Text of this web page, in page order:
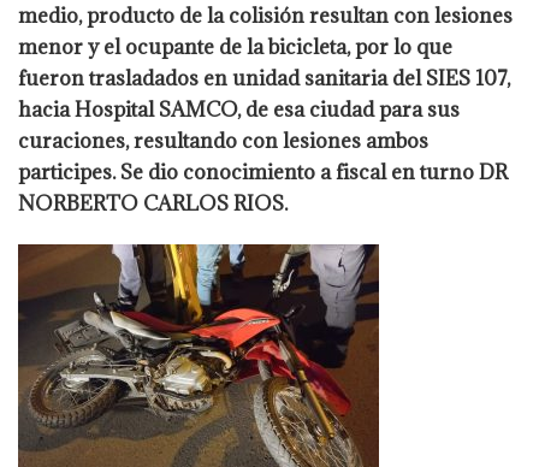
medio, producto de la colisión resultan con lesiones
menor y el ocupante de la bicicleta, por lo que
fueron trasladados en unidad sanitaria del SIES 107,
hacia Hospital SAMCO, de esa ciudad para sus
curaciones, resultando con lesiones ambos
participes. Se dio conocimiento a fiscal en turno DR
NORBERTO CARLOS RIOS.